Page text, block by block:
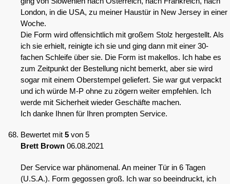
London, in die USA, zu meiner Haustür in New Jersey in einer
Woche.
Die Form wird offensichtlich mit großem Stolz hergestellt. Als
ich sie erhielt, reinigte ich sie und ging dann mit einer 30-
fachen Schleife über sie. Die Form ist makellos. Ich habe es
zum Zeitpunkt der Bestellung nicht bemerkt, aber sie wird
sogar mit einem Oberstempel geliefert. Sie war gut verpackt
und ich würde M-P ohne zu zögern weiter empfehlen. Ich
werde mit Sicherheit wieder Geschäfte machen.
Ich danke Ihnen für Ihren prompten Service.
Bewertet mit 5 von 5
Brett Brown 06.08.2021
Der Service war phänomenal. An meiner Tür in 6 Tagen
(U.S.A.). Form gegossen groß. Ich war so beeindruckt, ich